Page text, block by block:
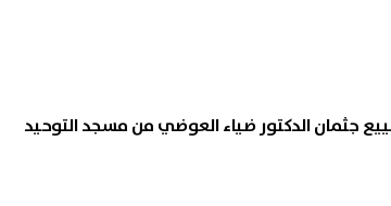
جثمان الدكتور ضياء العوضي من مسجد التوحيد
العلمين الدولي| عاجل